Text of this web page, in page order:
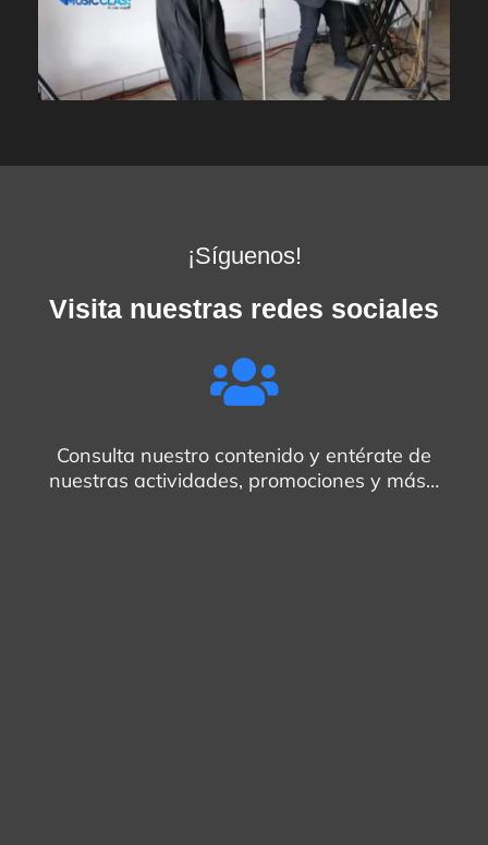
¡Síguenos!
Visita nuestras redes sociales
Consulta nuestro contenido y entérate de
nuestras actividades, promociones y más…